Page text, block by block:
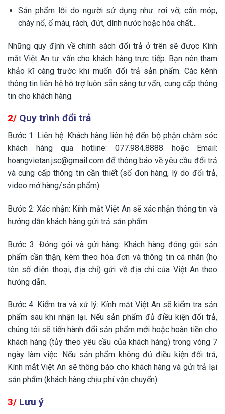
Sản phẩm lỗi do người sử dụng như: rơi vỡ, cấn móp,
cháy nổ, ố màu, rách, đứt, dính nước hoặc hóa chất…
Những quy định về chính sách đổi trả ở trên sẽ được Kính
mắt Việt An tư vấn cho khách hàng trực tiếp. Bạn nên tham
khảo kĩ càng trước khi muốn đổi trả sản phẩm. Các kênh
thông tin liên hệ hỗ trợ luôn sẵn sàng tư vấn, cung cấp thông
tin cho khách hàng.
2/ Quy trình đổi trả
Bước 1: Liên hệ: Khách hàng liên hệ đến bộ phận chăm sóc
khách hàng qua hotline: 077.984.8888 hoặc Email:
hoangvietan.jsc@gmail.com để thông báo về yêu cầu đổi trả
và cung cấp thông tin cần thiết (số đơn hàng, lý do đổi trả,
video mở hàng/sản phẩm).
Bước 2: Xác nhận: Kính mắt Việt An sẽ xác nhận thông tin và
hướng dẫn khách hàng gửi trả sản phẩm.
Bước 3: Đóng gói và gửi hàng: Khách hàng đóng gói sản
phẩm cần thận, kèm theo hóa đơn và thông tin cá nhân (họ
tên số điện thoại, địa chỉ) gửi về địa chỉ của Việt An theo
hướng dẫn.
Bước 4: Kiểm tra và xử lý: Kính mắt Việt An sẽ kiểm tra sản
phẩm sau khi nhận lại. Nếu sản phẩm đủ điều kiện đối trả,
chúng tôi sẽ tiến hành đổi sản phẩm mới hoặc hoàn tiền cho
khách hàng (tủy theo yêu cầu của khách hàng) trong vòng 7
ngày làm việc. Nếu sản phẩm không đủ điều kiện đối trả,
Kính mắt Việt An sẽ thông báo cho khách hàng và gửi trả lại
sản phẩm (khách hàng chịu phí vận chuyển).
3/ Lưu ý